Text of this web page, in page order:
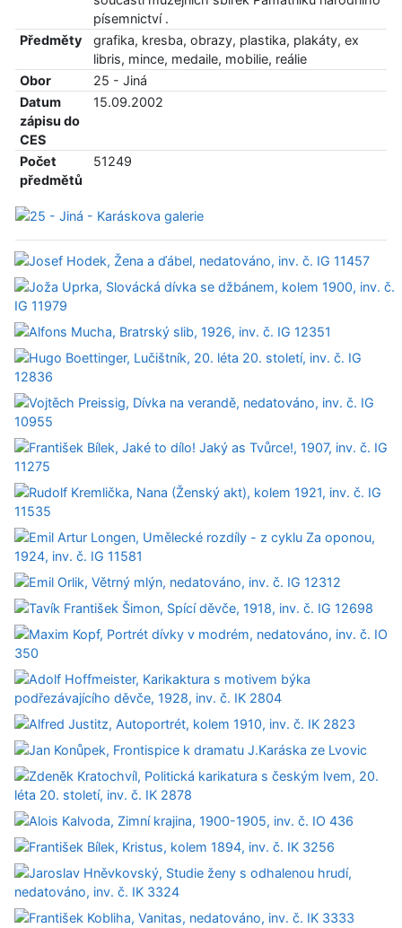
písemnictví .
Předměty
grafika, kresba, obrazy, plastika, plakáty, ex
libris, mince, medaile, mobilie, reálie
Obor
25 - Jiná
Datum
zápisu do
CES
15.09.2002
Počet
předmětů
51249